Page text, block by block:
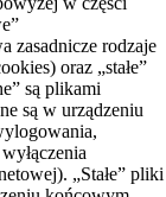
zasadnicze rodzaje
oraz „stałe”
są plikami
są w urządzeniu
„Stałe” pliki